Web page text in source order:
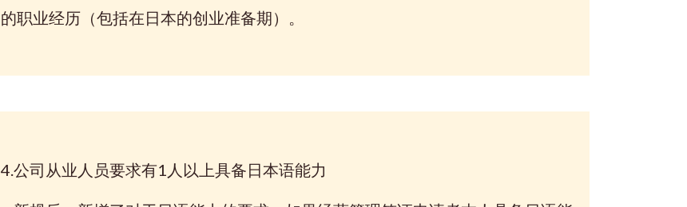
的职业经历（包括在日本的创业准备期）。
4.公司从业人员要求有1人以上具备日本语能力